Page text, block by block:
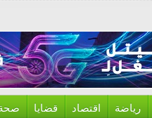
اقتصاد قضايا صحة